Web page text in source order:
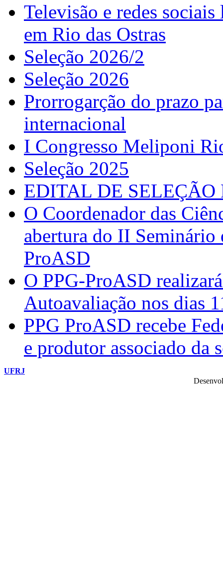
Televisão e redes
em Rio das Ostras
Seleção 2026/2
Seleção 2026
Prorrogarção do prazo
internacional
I Congresso Meliponi
Seleção 2025
EDITAL DE SELEÇÃO
O Coordenador das
abertura do II Seminário
ProASD
O PPG-ProASD
Autoavaliação nos dias
PPG ProASD recebe
e produtor associado da
UFRJ